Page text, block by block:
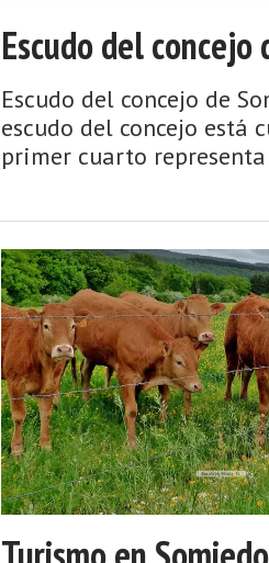
Escudo del concejo
Escudo del concejo de
escudo del concejo está
primer cuarto
guarda rela ...